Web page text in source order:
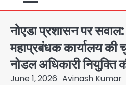
नोएडा प्रशासन पर
महाप्रबंधक कार्यालय की
नोडल अधिकारी नियुक्ति
June 1, 2026 Avinash Kumar